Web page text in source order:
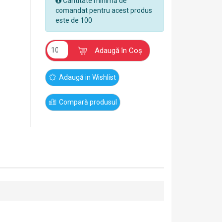
comandat pentru acest produs
este de 100
Adaugă în Coş
Adaugă in Wishlist
Compară produsul